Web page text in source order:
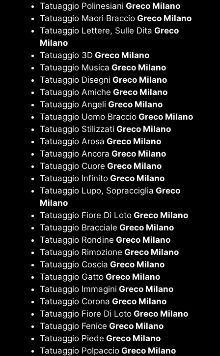
Tatuaggio Polinesiani Greco Milano
Tatuaggio Maori Braccio Greco Milano
Tatuaggio Lettere, Sulle Dita Greco
Milano
Tatuaggio 3D Greco Milano
Tatuaggio Musica Greco Milano
Tatuaggio Disegni Greco Milano
Tatuaggio Amiche Greco Milano
Tatuaggio Angeli Greco Milano
Tatuaggio Uomo Braccio Greco Milano
Tatuaggio Stilizzati Greco Milano
Tatuaggio Arosa Greco Milano
Tatuaggio Ancora Greco Milano
Tatuaggio Cuore Greco Milano
Tatuaggio Infinito Greco Milano
Tatuaggio Lupo, Sopracciglia Greco
Milano
Tatuaggio Fiore Di Loto Greco Milano
Tatuaggio Bracciale Greco Milano
Tatuaggio Rondine Greco Milano
Tatuaggio Rimozione Greco Milano
Tatuaggio Coscia Greco Milano
Tatuaggio Gatto Greco Milano
Tatuaggio Immagini Greco Milano
Tatuaggio Corona Greco Milano
Tatuaggio Fiore Di Loto Greco Milano
Tatuaggio Fenice Greco Milano
Tatuaggio Piede Greco Milano
Tatuaggio Polpaccio Greco Milano